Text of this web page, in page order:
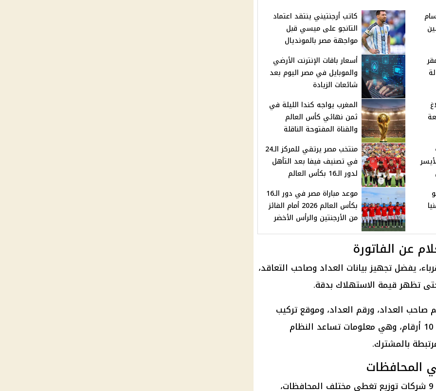
كاتب أرجنتيني ينتقد اعتماد
التانجو على ميسي قبل
مواجهة مصر بالمونديال
أسعار باقات الإنترنت الأرضي
والموبايل في مصر اليوم بعد
شائعات الزيادة
المغرب يواجه كندا الليلة في
ثمن نهائي كأس العالم
والقناة المفتوحة الناقلة
منتخب مصر يرتقي للمركز الـ24
في تصنيف فيفا بعد التأهل
لدور الـ16 بكأس العالم
موعد مباراة مصر في دور الـ16
بكأس العالم 2026 أمام الفائز
من الأرجنتين والرأس الأخضر
عن الفاتورة
، يفضل تجهيز بيانات العداد وصاحب التعاقد،
تظهر قيمة الاستهلاك بدقة.
صاحب العداد، ورقم العداد، وموقع تركيب
العداد، وقراءة العداد المكونة من 10 أرقام، وهي معلومات تساعد النظام
بالمشترك.
المحافظات
تتبع الشركة القابضة لكهرباء مصر 9 شركات توزيع تغطي مختلف المحافظات،